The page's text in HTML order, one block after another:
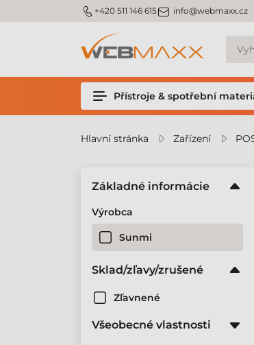
m_phone +420 511 146 615m_email info@webmaxx.cz
Přístroje & spotřební
Hlavní stránka Zařízení
Základné informácie
Výrobca
Sunmi
Sklad/zľavy/zrušené
Zľavnené
Všeobecné vlastnosti